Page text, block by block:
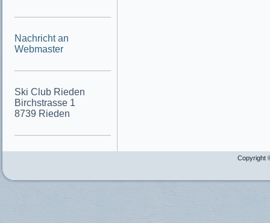
Nachricht an
Webmaster
Ski Club Rieden
Birchstrasse 1
8739 Rieden
Copyright